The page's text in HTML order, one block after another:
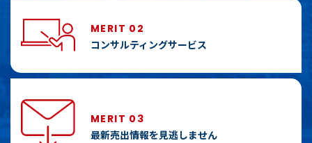
MERIT 02
コンサルティングサービス
MERIT 03
最新売出情報を見逃しません